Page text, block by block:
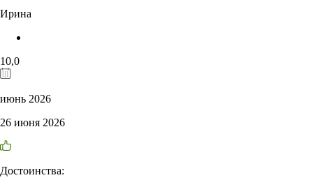
Ирина
10,0
июнь 2026
26 июня 2026
Достоинства: